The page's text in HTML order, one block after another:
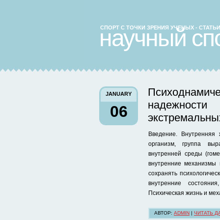
научный
СПОРТ С ТОЧКИ ЗРЕНИЯ УЧЕНЫХ -
JANUARY
06
надежности
Введение.
организм, группа
внутренней среды
внутренние
сохранять
внутренние
Психическая жизнь и
АВТОР: ADMIN | ЧИТАТЬ